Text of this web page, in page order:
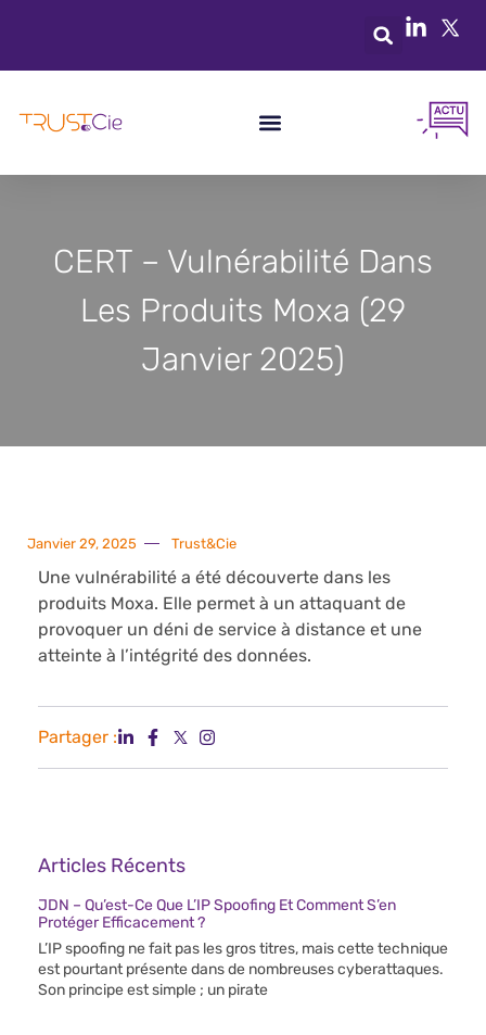
CERT – Vulnérabilité Dans
Les Produits Moxa (29
Janvier 2025)
Janvier 29, 2025 Trust&Cie
Une vulnérabilité a été découverte dans les
produits Moxa. Elle permet à un attaquant de
provoquer un déni de service à distance et une
atteinte à l’intégrité des données.
Partager :
Articles Récents
JDN – Qu’est-Ce Que L’IP Spoofing Et Comment S’en
Protéger Efficacement ?
L’IP spoofing ne fait pas les gros titres, mais cette technique
est pourtant présente dans de nombreuses cyberattaques.
Son principe est simple ; un pirate